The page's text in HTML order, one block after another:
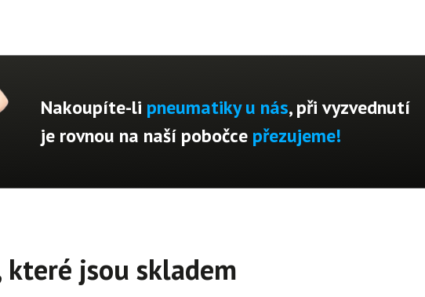
Nakoupíte-li pneumatiky u nás, při vyzvednutí
je rovnou na naší pobočce přezujeme!
jsou skladem